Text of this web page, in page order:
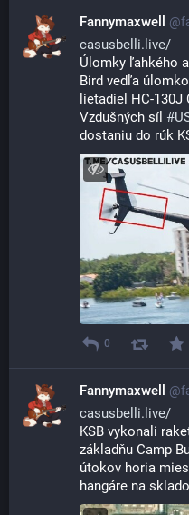
Fannymaxwell @
casusbelli.live/
Úlomky ľahkého
Bird vedľa
lietadiel HC-
Vzdušných síl #
dostaniu do rúk
0
Fannymaxwell @
casusbelli.live/
KSB vykonali
základňu Camp
útokov horia
hangáre na